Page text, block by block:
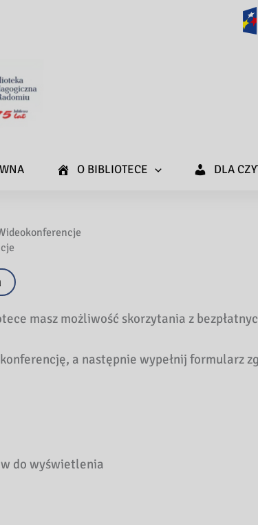
O BIBLIOTECE DLA
masz możliwość skorzytania z
a następnie wypełnij formularz
do wyświetlenia